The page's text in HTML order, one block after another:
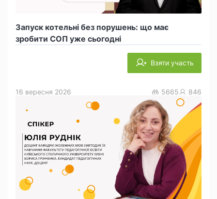
Запуск котельні без порушень: що має
зробити СОП уже сьогодні
Взяти участь
16 вересня 2026 5665 846